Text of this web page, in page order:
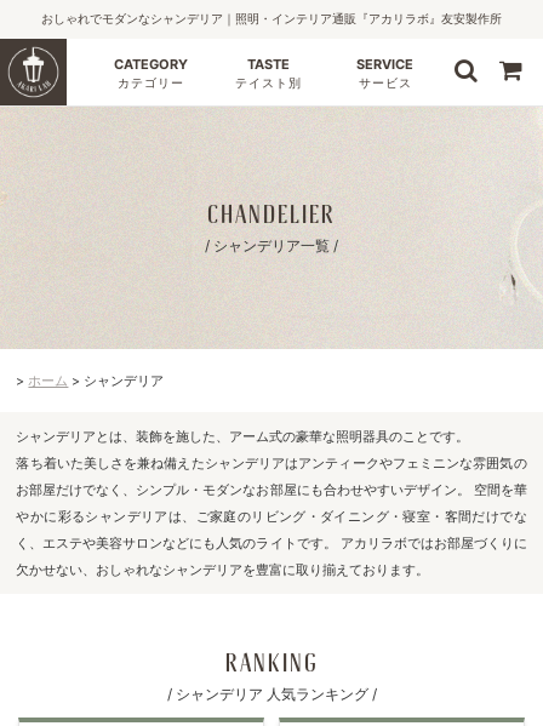
おしゃれでモダンなシャンデリア｜照明・インテリア通販『アカリラボ』友安製作所
CATEGORY
カテゴリー
TASTE
テイスト別
SERVICE
サービス
CHANDELIER
/ シャンデリア一覧 /
ホーム シャンデリア
シャンデリアとは、装飾を施した、アーム式の豪華な照明器具のことです。
落ち着いた美しさを兼ね備えたシャンデリアはアンティークやフェミニンな雰囲気の
お部屋だけでなく、シンプル・モダンなお部屋にも合わせやすいデザイン。 空間を華
やかに彩るシャンデリアは、ご家庭のリビング・ダイニング・寝室・客間だけでな
く、エステや美容サロンなどにも人気のライトです。 アカリラボではお部屋づくりに
欠かせない、おしゃれなシャンデリアを豊富に取り揃えております。
RANKING
/ シャンデリア 人気ランキング /